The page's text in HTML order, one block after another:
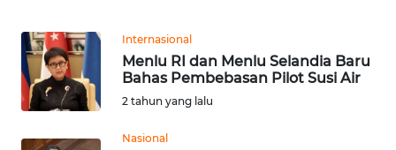
Internasional
Menlu RI dan Menlu Selandia Baru
Bahas Pembebasan Pilot Susi Air
2 tahun yang lalu
Nasional
WN
SULTRA
WN